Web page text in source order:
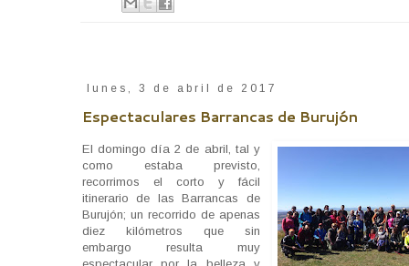
lunes, 3 de abril de 2017
Espectaculares Barrancas de Burujón
El domingo día 2 de abril, tal y
como estaba previsto,
recorrimos el corto y fácil
itinerario de las Barrancas de
Burujón; un recorrido de apenas
diez kilómetros que sin
embargo resulta muy